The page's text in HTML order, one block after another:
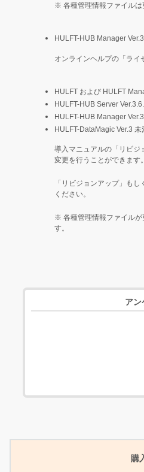
※ 各種管理情報ファイルは
HULFT-HUB Manager
オンラインヘルプの「ライ
HULFT および HULFT
HULFT-HUB Server
HULFT-HUB Manager
HULFT-DataMagic Ver.3 未
導入マニュアルの「リビジ
変更を行うことができます。
「リビジョンアップ」も
ください。
※ 各種管理情報ファイル
す。
アン
購